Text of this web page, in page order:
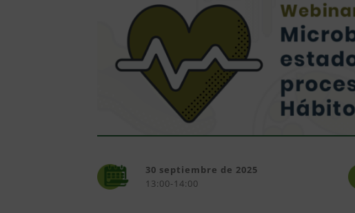
30 septiembre de 2025
13:00-14:00